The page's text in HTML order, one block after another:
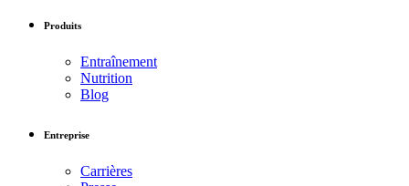
Produits
Entraînement
Nutrition
Blog
Entreprise
Carrières